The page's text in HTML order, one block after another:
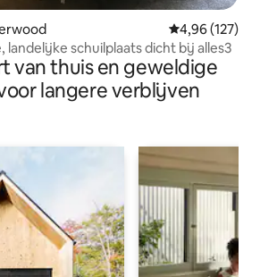
Gemiddelde
4,96 (127)
landelijke schuilplaats dicht bij alles3
van thuis en geweldige
langere verblijven